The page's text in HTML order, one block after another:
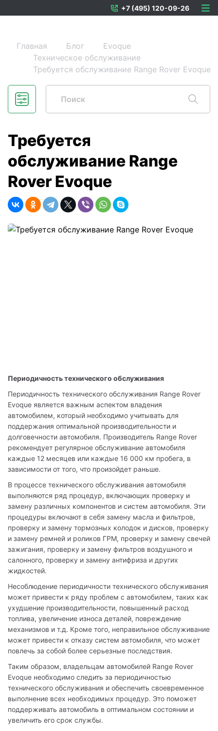
+7 (495) 120-09-26
Главная Блог
Evoque
Техническое обслуживание
Требуется обслуживание Range Rover Evoque
Периодичность технического обслуживания
Периодичность технического обслуживания Range Rover
Evoque является важным аспектом владения
автомобилем, который необходимо учитывать для
поддержания оптимальной производительности и
долговечности автомобиля. Производитель Range Rover
рекомендует регулярное обслуживание автомобиля
каждые 12 месяцев или каждые 16 000 км пробега, в
зависимости от того, что произойдет раньше.
В процессе технического обслуживания автомобиля
выполняются ряд процедур, включающих проверку и
замену различных компонентов и систем автомобиля. Эти
процедуры включают в себя замену масла и фильтров,
проверку и замену тормозных колодок и дисков, проверку
и замену ремней и роликов ГРМ, проверку и замену свечей
зажигания, проверку и замену фильтров воздушного и
салонного, проверку и замену антифриза и других
жидкостей.
Несоблюдение периодичности технического обслуживания
может привести к ряду проблем с автомобилем, таких как
ухудшение производительности, повышенный расход
топлива, увеличение износа деталей, повреждение
механизмов и т.д. Кроме того, неправильное обслуживание
может привести к отказу систем автомобиля, что может
повлечь за собой более серьезные последствия.
Таким образом, владельцам автомобилей Range Rover
Evoque необходимо следить за периодичностью
технического обслуживания и обеспечить своевременное
выполнение всех необходимых процедур. Это поможет
поддерживать автомобиль в оптимальном состоянии и
увеличить его срок службы.